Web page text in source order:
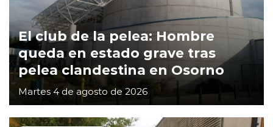
El club de la pelea: Hombre
queda en estado grave tras
pelea clandestina en Osorno
Martes 4 de agosto de 2026